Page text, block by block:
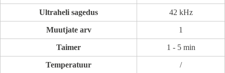
Ultraheli sagedus 42 kHz
Muutjate arv 1
Taimer 1 - 5 min
Temperatuur /